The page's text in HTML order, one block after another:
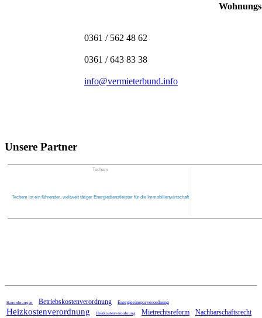
0361 / 562 48 62
0361 / 643 83 38
info@vermieterbund.info
Unsere Partner
Techem
Techem ist ein führender, weltweit tätiger Energiedienstleister für die Immobilienwirtschaft
Bauordnungen Betriebskostenverordnung Energieeinsparverordnung
Heizkostenverordnung Heizkostenverordnung Mietrechtsreform Nachbarschaftsrecht